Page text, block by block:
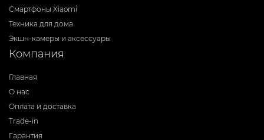
Смартфоны Xiaomi
Техника для дома
Экшн-камеры и аксессуары
Компания
Главная
О нас
Оплата и доставка
Trade-in
Гарантия